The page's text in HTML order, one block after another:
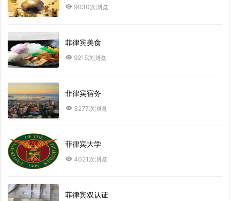
9030次浏览
菲律宾美食
9215次浏览
菲律宾宿务
3277次浏览
菲律宾大学
4021次浏览
菲律宾双认证